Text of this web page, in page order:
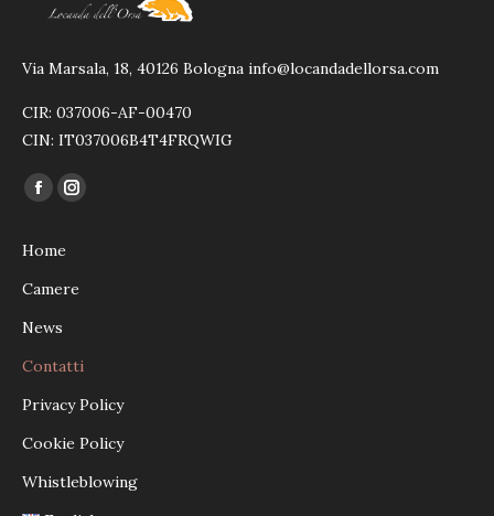
Via Marsala, 18, 40126 Bologna info@locandadellorsa.com
CIR: 037006-AF-00470
CIN: IT037006B4T4FRQWIG
Ci puoi trovare su:
Facebook
opens
in
Instagram
in
Home
Camere
News
Contatti
Privacy Policy
Cookie Policy
Whistleblowing